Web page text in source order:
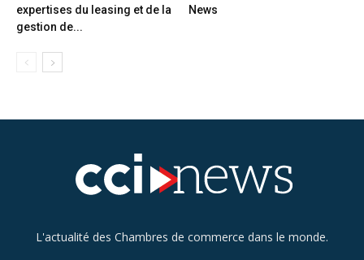
expertises du leasing et de la
gestion de...
News
L'actualité des Chambres de commerce dans le monde.